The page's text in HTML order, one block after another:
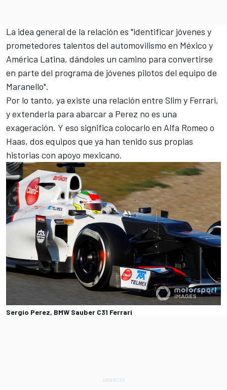
La idea general de la relación es "identificar jóvenes y
prometedores talentos del automovilismo en México y
América Latina, dándoles un camino para convertirse
en parte del programa de jóvenes pilotos del equipo de
Maranello".
Por lo tanto, ya existe una relación entre Slim y Ferrari,
y extenderla para abarcar a Perez no es una
exageración. Y eso significa colocarlo en Alfa Romeo o
Haas, dos equipos que ya han tenido sus propias
historias con apoyo mexicano.
Sergio Perez, BMW Sauber C31 Ferrari